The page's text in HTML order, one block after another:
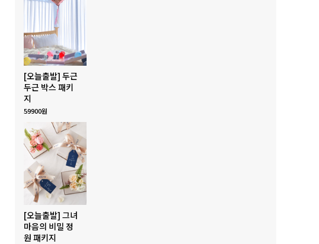
[오늘출발] 두근
두근 박스 패키
지
59900원
[오늘출발] 그녀
마음의 비밀 정
원 패키지